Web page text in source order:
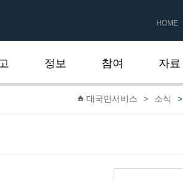
HOME
정보 참여 자료
대국민서비스 > 소식 >